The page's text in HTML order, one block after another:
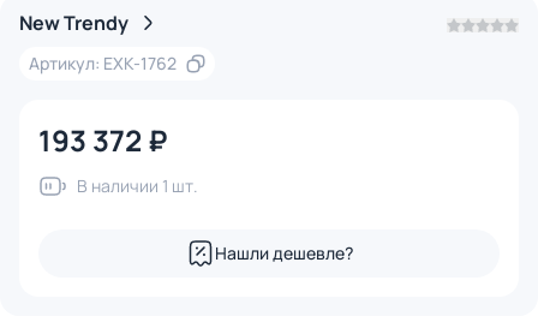
New Trendy
Артикул: EXK-1762
193 372 ₽
В наличии 1 шт.
Нашли дешевле?